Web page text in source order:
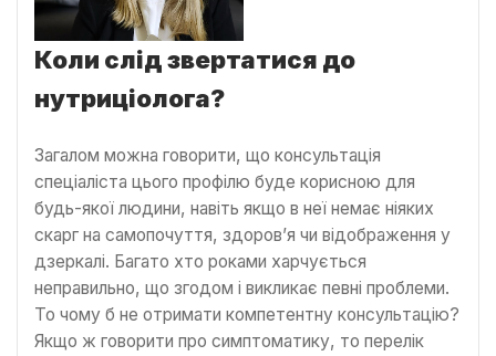
Коли слід звертатися до
нутриціолога?
Загалом можна говорити, що консультація
спеціаліста цього профілю буде корисною для
будь-якої людини, навіть якщо в неї немає ніяких
скарг на самопочуття, здоров’я чи відображення у
дзеркалі. Багато хто роками харчується
неправильно, що згодом і викликає певні проблеми.
То чому б не отримати компетентну консультацію?
Якщо ж говорити про симптоматику, то перелік